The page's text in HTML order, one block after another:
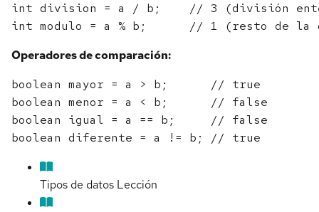
int division = a / b;    // 3 (división
Operadores de comparación:
boolean mayor = a > b;      // true
boolean menor = a < b;      // false
boolean igual = a == b;     // false
Tipos de datos Lección